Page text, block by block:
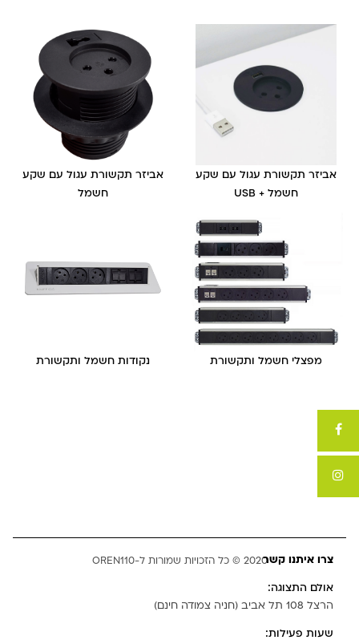
אביזר תקשורת עגול עם שקע
חשמל + USB
אביזר תקשורת עגול עם שקע
חשמל
מפצלי חשמל ותקשורת נקודות חשמל ותקשורת
צרו איתנו קשר
אולם התצוגה:
הרצל 108 תל אביב (חניה צמודה חינם)
שעות פעילות:
2020 © כל הזכויות שמורות ל-OREN110